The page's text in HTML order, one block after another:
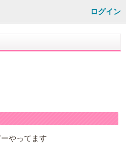
ログイン
やってます